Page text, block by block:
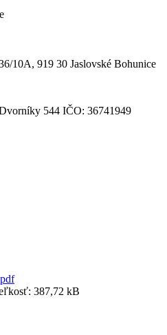
10A, 919 30 Jaslovské Bohunice
544 IČO: 36741949
387,72 kB